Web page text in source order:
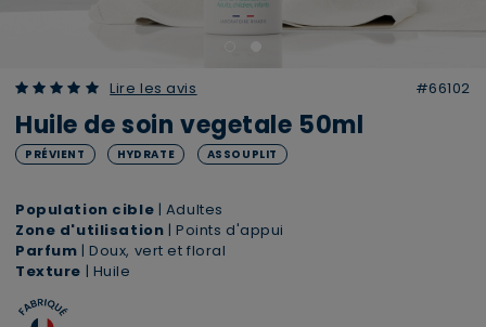
5.00 out of 5 Customer Rating
Lire les avis #66102
Huile de soin vegetale 50ml
PRÉVIENT HYDRATE ASSOUPLIT
Population cible | Adultes
Zone d'utilisation | Points d'appui
Parfum | Doux, vert et floral
Texture | Huile